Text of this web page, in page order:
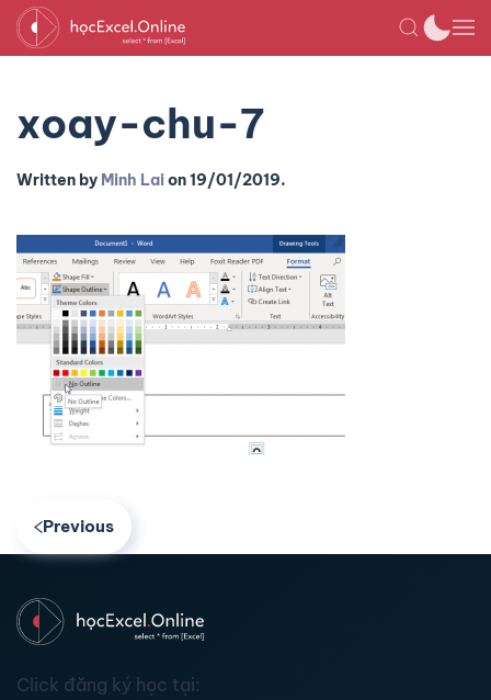
xoay-chu-7
Written by Minh Laion19/01/2019.
Previous
Click đăng ký học tại: